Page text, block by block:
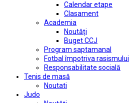
Calendar etape
Clasament
Academia
Noutăți
Buget CCJ
Program saptamanal
Fotbal împotriva rasismului
Responsabilitate socială
Tenis de masă
Noutati
Judo